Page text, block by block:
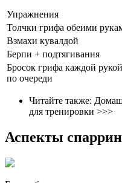
Упражнения
Толчки грифа обеими
Взмахи кувалдой
Берпи + подтягивания
Бросок грифа каждой рукой
по очереди
Читайте также:
для тренировки >>>
Аспекты